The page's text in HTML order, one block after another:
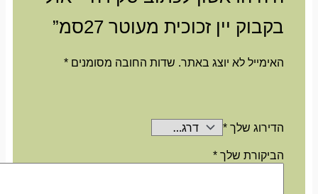
בקבוק יין זכוכית מעוטר 27סמ”
האימייל לא יוצג באתר. שדות החובה מסומנים*
הדירוג שלך*
הביקורת שלך*